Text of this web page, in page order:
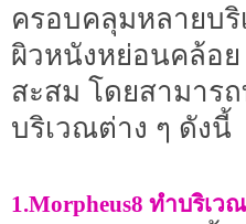
ครอบคลุมหลายบ
ผิวหนังหย่อนคล้อ
สะสม โดยสามาร
บริเวณต่าง ๆ ดังนี้
1.Morpheus8 ทำบริเว